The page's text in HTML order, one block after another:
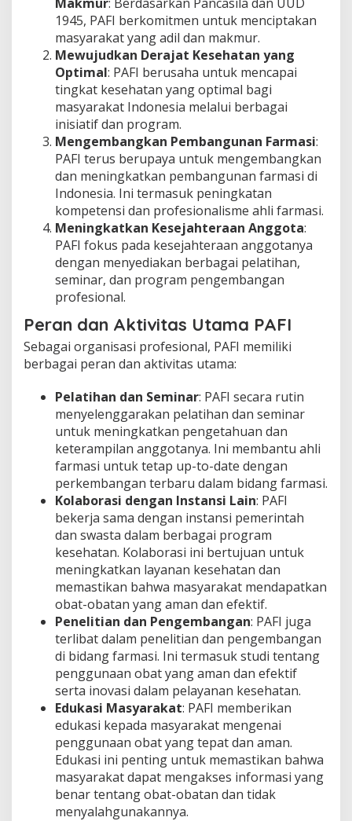
1945, PAFI berkomitmen untuk menciptakan
masyarakat yang adil dan makmur.
Mewujudkan Derajat Kesehatan yang
Optimal: PAFI berusaha untuk mencapai
tingkat kesehatan yang optimal bagi
masyarakat Indonesia melalui berbagai
inisiatif dan program.
Mengembangkan Pembangunan Farmasi:
PAFI terus berupaya untuk mengembangkan
dan meningkatkan pembangunan farmasi di
Indonesia. Ini termasuk peningkatan
kompetensi dan profesionalisme ahli farmasi.
Meningkatkan Kesejahteraan Anggota:
PAFI fokus pada kesejahteraan anggotanya
dengan menyediakan berbagai pelatihan,
seminar, dan program pengembangan
profesional.
Peran dan Aktivitas Utama PAFI
Sebagai organisasi profesional, PAFI memiliki
berbagai peran dan aktivitas utama:
Pelatihan dan Seminar: PAFI secara rutin
menyelenggarakan pelatihan dan seminar
untuk meningkatkan pengetahuan dan
keterampilan anggotanya. Ini membantu ahli
farmasi untuk tetap up-to-date dengan
perkembangan terbaru dalam bidang farmasi.
Kolaborasi dengan Instansi Lain: PAFI
bekerja sama dengan instansi pemerintah
dan swasta dalam berbagai program
kesehatan. Kolaborasi ini bertujuan untuk
meningkatkan layanan kesehatan dan
memastikan bahwa masyarakat mendapatkan
obat-obatan yang aman dan efektif.
Penelitian dan Pengembangan: PAFI juga
terlibat dalam penelitian dan pengembangan
di bidang farmasi. Ini termasuk studi tentang
penggunaan obat yang aman dan efektif
serta inovasi dalam pelayanan kesehatan.
Edukasi Masyarakat: PAFI memberikan
edukasi kepada masyarakat mengenai
penggunaan obat yang tepat dan aman.
Edukasi ini penting untuk memastikan bahwa
masyarakat dapat mengakses informasi yang
benar tentang obat-obatan dan tidak
menyalahgunakannya.